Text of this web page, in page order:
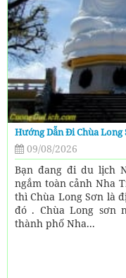
Hướng Dẫn Đi Chùa
09/08/2026
Bạn đang đi du lịch
ngắm toàn cảnh Nha
thì Chùa Long Sơn là
đó . Chùa Long sơn
thành phố Nha...